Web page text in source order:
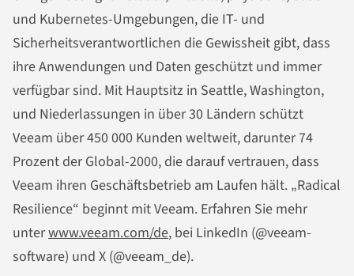
und Kubernetes-Umgebungen, die IT- und
Sicherheitsverantwortlichen die Gewissheit gibt, dass
ihre Anwendungen und Daten geschützt und immer
verfügbar sind. Mit Hauptsitz in Seattle, Washington,
und Niederlassungen in über 30 Ländern schützt
Veeam über 450 000 Kunden weltweit, darunter 74
Prozent der Global-2000, die darauf vertrauen, dass
Veeam ihren Geschäftsbetrieb am Laufen hält. „Radical
Resilience“ beginnt mit Veeam. Erfahren Sie mehr
unterwww.veeam.com/de, bei LinkedIn (@veeam-
software) und X (@veeam_de).